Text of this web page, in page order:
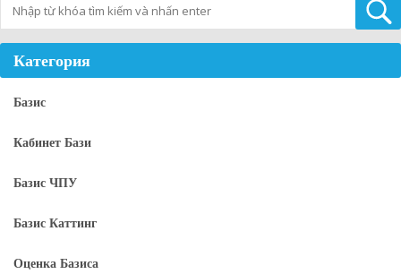
Категория
Базис
Кабинет Бази
Базис ЧПУ
Базис Каттинг
Оценка Базиса